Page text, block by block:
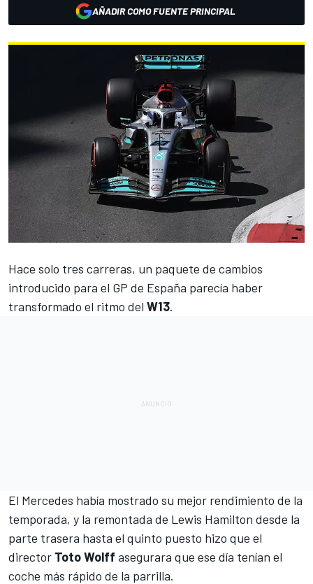
AÑADIR COMO FUENTE PRINCIPAL
Hace solo tres carreras, un paquete de cambios
introducido para el GP de España parecía haber
transformado el ritmo del W13.
El Mercedes había mostrado su mejor rendimiento de la
temporada, y la remontada de Lewis Hamilton desde la
parte trasera hasta el quinto puesto hizo que el
director Toto Wolff asegurara que ese día tenían el
coche más rápido de la parrilla.